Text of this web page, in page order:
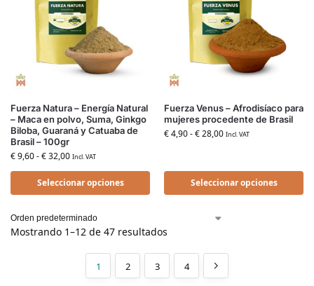
Fuerza Natura – Energía Natural
– Maca en polvo, Suma, Ginkgo
Biloba, Guaraná y Catuaba de
Brasil – 100gr
€9,60-€32,00 Incl. VAT
Seleccionar opciones
Fuerza Venus – Afrodisíaco para
mujeres procedente de Brasil
€4,90-€28,00 Incl. VAT
Seleccionar opciones
Mostrando 1–12 de 47 resultados
1 2 3 4